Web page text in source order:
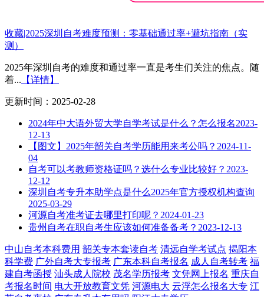
收藏|2025深圳自考难度预测：零基础通过率+避坑指南（实
测）
2025年深圳自考的难度和通过率一直是考生们关注的焦点。随
着... 【详情】
更新时间：2025-02-28
2024年中大语外贸大学自学考试是什么？怎么报名2023-
12-13
【图文】2025年韶关自考学历能用来考公吗？ 2024-11-
04
自考可以考教师资格证吗？选什么专业比较好？ 2023-
12-12
深圳自考专升本助学点是什么2025年官方授权机构查询
2025-03-29
河源自考准考证去哪里打印呢？ 2024-01-23
贵州自考在职自考生应该如何准备备考？ 2023-12-13
中山自考本科费用 韶关专本套读自考 清远自学考试点 揭阳本
科学费 广外自考大专报考 广东本科自考报名 成人自考转考 福
建自考函授 汕头成人院校 茂名学历报考 文凭网上报名 重庆自
考报名时间 电大开放教育文凭 河源电大 云浮怎么报名大专 江